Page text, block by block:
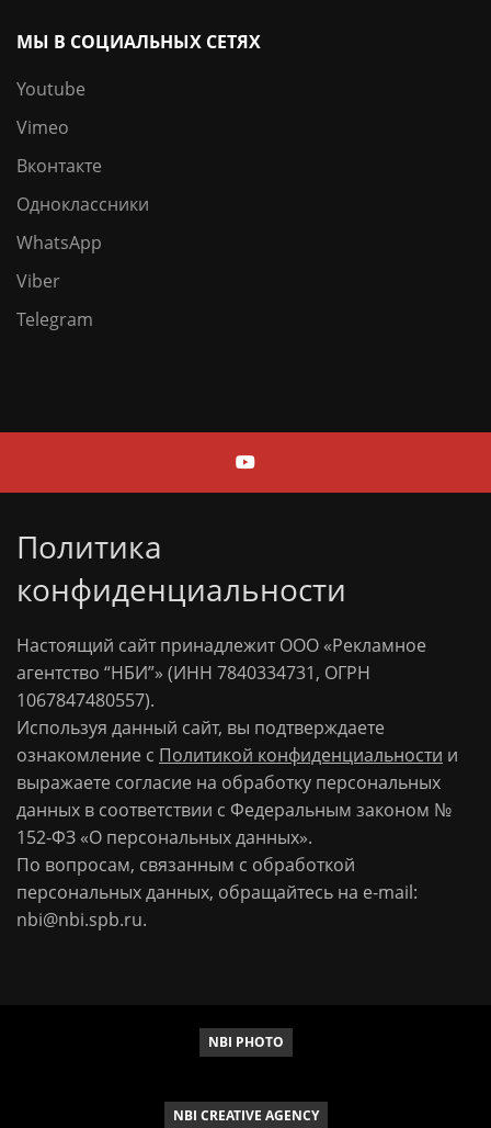
МЫ В СОЦИАЛЬНЫХ СЕТЯХ
Youtube
Vimeo
Вконтакте
Одноклассники
WhatsApp
Viber
Telegram
Политика
конфиденциальности
Настоящий сайт принадлежит ООО «Рекламное
агентство “НБИ”» (ИНН 7840334731, ОГРН
1067847480557).
Используя данный сайт, вы подтверждаете
ознакомление с Политикой конфиденциальности и
выражаете согласие на обработку персональных
данных в соответствии с Федеральным законом №
152-ФЗ «О персональных данных».
По вопросам, связанным с обработкой
персональных данных, обращайтесь на e-mail:
nbi@nbi.spb.ru.
NBI PHOTO
NBI CREATIVE AGENCY